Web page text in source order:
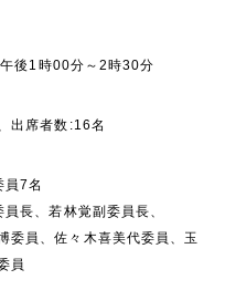
後1時00分～2時30分
出席者数:16名
7名
長、若林覚副委員長、
委員、佐々木喜美代委員、玉
員